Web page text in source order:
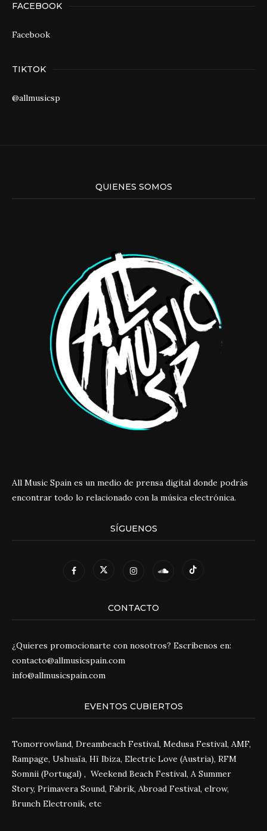
FACEBOOK
Facebook
TIKTOK
@allmusicsp
QUIENES SOMOS
All Music Spain es un medio de prensa digital donde podrás
encontrar todo lo relacionado con la música electrónica.
SÍGUENOS
CONTACTO
¿Quieres promocionarte con nosotros? Escríbenos en:
contacto@allmusicspain.com
info@allmusicspain.com
EVENTOS CUBIERTOS
Tomorrowland, Dreambeach Festival, Medusa Festival, AMF,
Rampage, Ushuaïa, Hï Ibiza, Electric Love (Austria), RFM
Somnii (Portugal) , Weekend Beach Festival, A Summer
Story, Primavera Sound, Fabrik, Abroad Festival, elrow,
Brunch Electronik, etc